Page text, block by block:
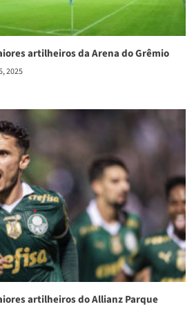
artilheiros da Arena do Grêmio
2025
artilheiros do Allianz Parque